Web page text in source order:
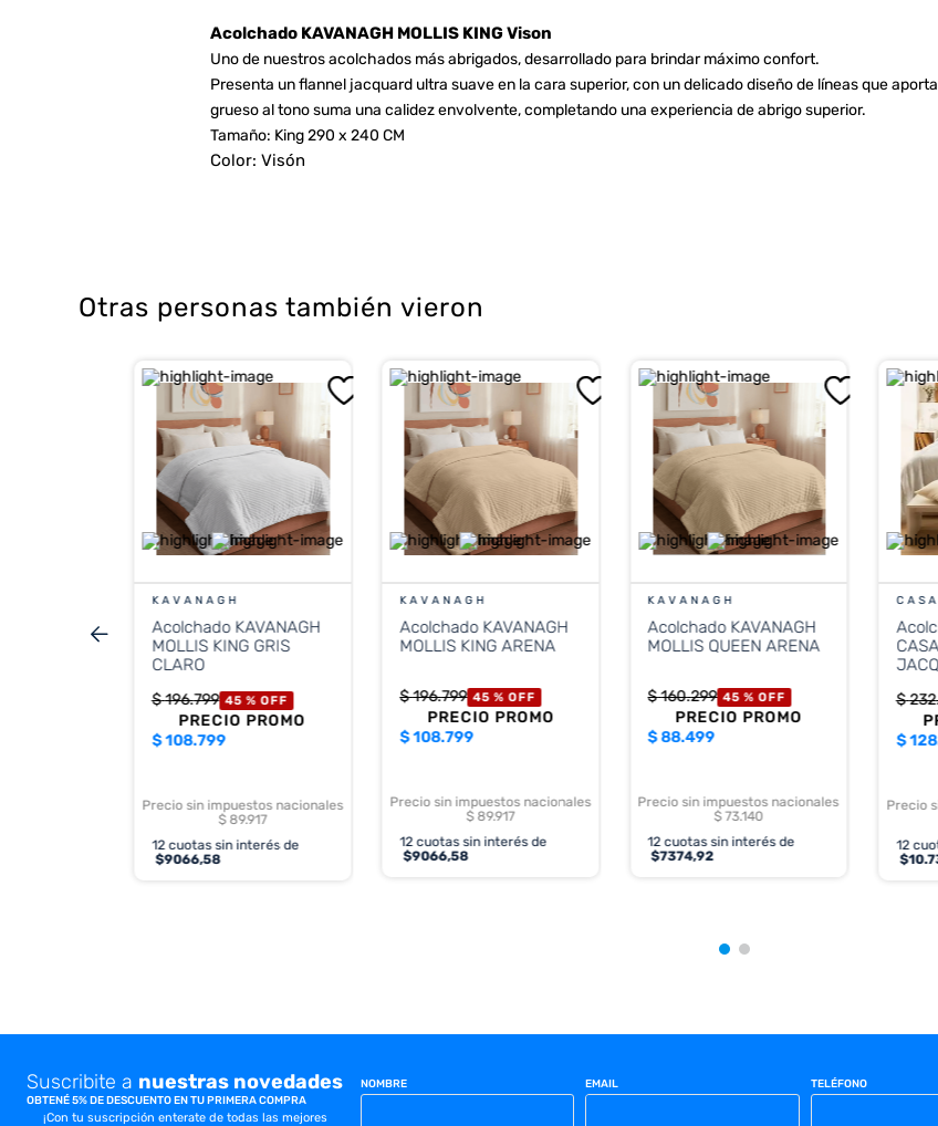
Acolchado KAVANAGH MOLLIS KING Vison
Uno de nuestros acolchados más abrigados, desarrollado para brindar máximo confort.
Presenta un flannel jacquard ultra suave en la cara superior, con un delicado diseño de líneas que
grueso al tono suma una calidez envolvente, completando una experiencia de abrigo superior.
Tamaño: King 290 x 240 CM
Color: Visón
Otras personas también vieron
nacionales
KAVANAGH
Acolchado KAVANAGH
MOLLIS KING GRIS
CLARO
$196.799 45 %OFF
PRECIO PROMO
$108.799
Precio sin impuestos nacionales
$ 89.917
12cuotas sin interés de
$9066,58
KAVANAGH
Acolchado KAVANAGH
MOLLIS KING ARENA
$196.799 45 % OFF
PRECIO PROMO
$108.799
Precio sin impuestos nacionales
$ 89.917
12cuotas sin interés de
$9066,58
KAVANAGH
Acolchado KAVANAGH
MOLLIS QUEEN ARENA
$160.299 45 % OFF
PRECIO PROMO
$88.499
Precio sin impuestos nacionales
$ 73.140
12cuotas sin interés de
$7374,92
$232.
$
Precio
12
$
Suscribite a nuestras novedades
OBTENÉ 5% DE DESCUENTO EN TU PRIMERA COMPRA
¡Con tu suscripción enterate de todas las mejores
NOMBRE EMAIL TELÉFONO